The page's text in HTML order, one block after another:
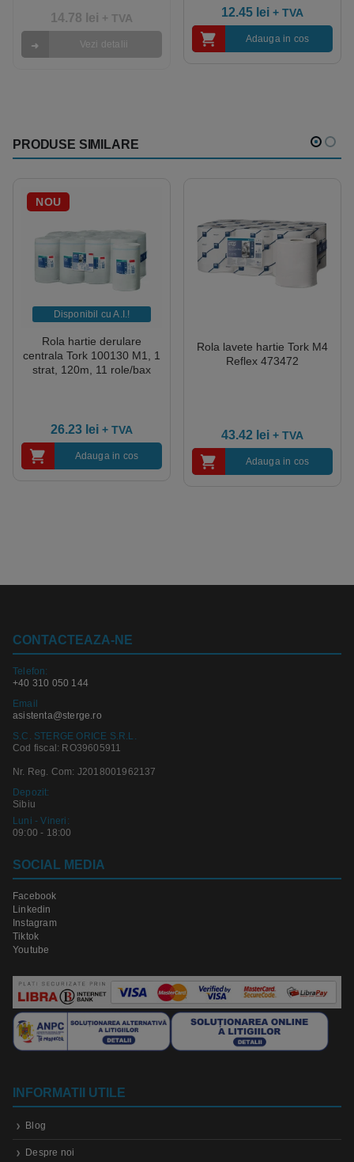
14.78 lei + TVA
Vezi detalii
12.45 lei + TVA
Adauga in cos
PRODUSE SIMILARE
NOU
Disponibil cu A.I.​!
Rola hartie derulare
centrala Tork 100130 M1, 1
strat, 120m, 11 role/bax
26.23 lei + TVA
Adauga in cos
Rola lavete hartie Tork M4
Reflex 473472
43.42 lei + TVA
Adauga in cos
CONTACTEAZA-NE
Telefon:
+40 310 050 144
Email
asistenta@sterge.ro
S.C. STERGE ORICE S.R.L.
Cod fiscal: RO39605911
Nr. Reg. Com: J2018001962137
Depozit:
Sibiu
Luni - Vineri:
09:00 - 18:00
SOCIAL MEDIA
Facebook
Linkedin
Instagram
Tiktok
Youtube
INFORMATII UTILE
Blog
Despre noi